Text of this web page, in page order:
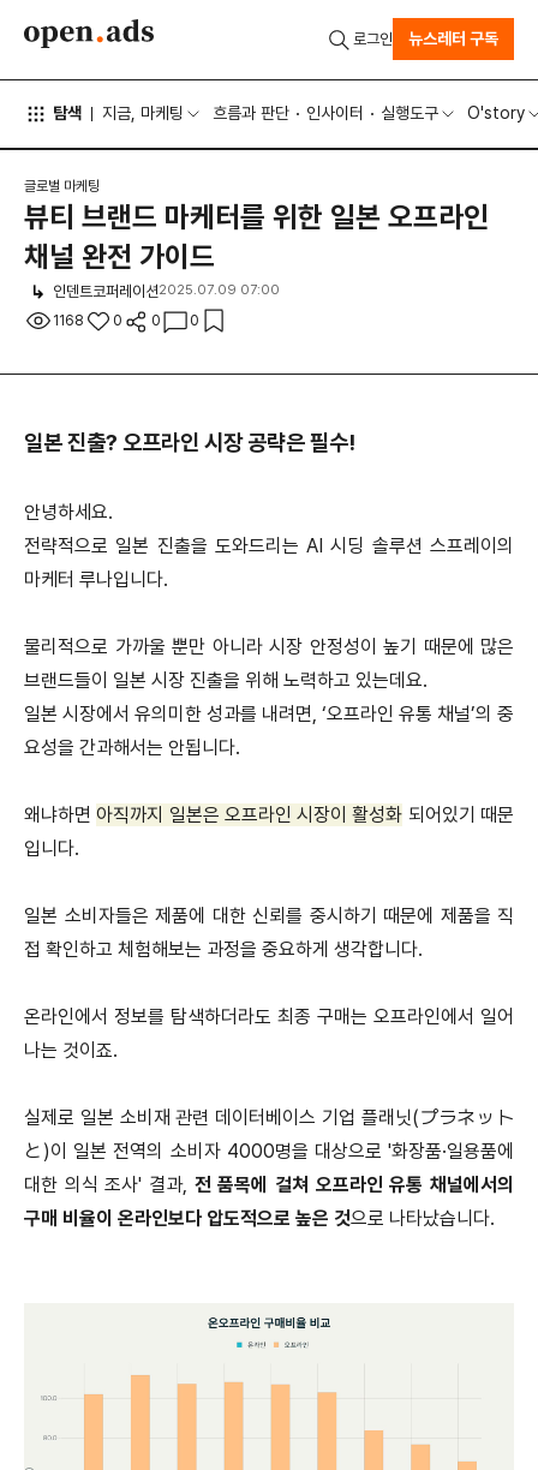
탐색 지금, 마케팅 흐름과 판단 인사이터 실행도구 O'story
로그인 뉴스레터 구독
글로벌 마케팅
뷰티 브랜드 마케터를 위한 일본 오프라인
채널 완전 가이드
인덴트코퍼레이션2025.07.09 07:00
1168 0 0 0
일본 진출? 오프라인 시장 공략은 필수!
안녕하세요.
전략적으로 일본 진출을 도와드리는 AI 시딩 솔루션 스프레이의
마케터 루나입니다.
물리적으로 가까울 뿐만 아니라 시장 안정성이 높기 때문에 많은
브랜드들이 일본 시장 진출을 위해 노력하고 있는데요.
일본 시장에서 유의미한 성과를 내려면, ‘오프라인 유통 채널’의 중
요성을 간과해서는 안됩니다.
왜냐하면아직까지 일본은 오프라인 시장이 활성화 되어있기 때문
입니다.
일본 소비자들은 제품에 대한 신뢰를 중시하기 때문에 제품을 직
접 확인하고 체험해보는 과정을 중요하게 생각합니다.
온라인에서 정보를 탐색하더라도 최종 구매는 오프라인에서 일어
나는 것이죠.
실제로 일본 소비재 관련 데이터베이스 기업 플래닛(プラネット
と)이 일본 전역의 소비자 4000명을 대상으로 '화장품·일용품에
대한 의식 조사' 결과, 전 품목에 걸쳐 오프라인 유통 채널에서의
구매 비율이 온라인보다 압도적으로 높은 것으로 나타났습니다.